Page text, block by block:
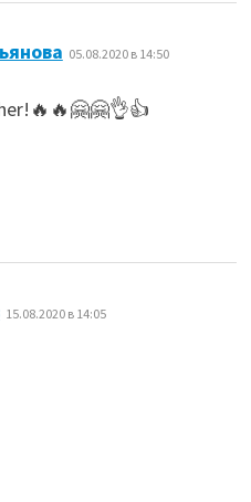
05.08.2020 в 14:50
15.08.2020 в 14:05